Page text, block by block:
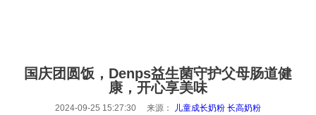
国庆团圆饭，Denps益生菌守护父母肠道健
康，开心享美味
2024-09-25 15:27:30 来源： 儿童成长奶粉 长高奶粉